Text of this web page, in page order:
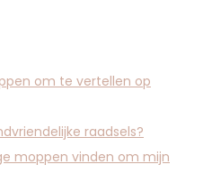
om te vertellen op
raadsels?
moppen vinden om mijn